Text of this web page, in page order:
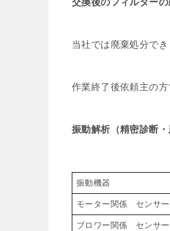
交換後のフィルター
当社では廃棄処分でき
作業終了後依頼主の方
振動解析（精密診断・
振動機器
モーター関係 センサー
ブロワー関係 センサー